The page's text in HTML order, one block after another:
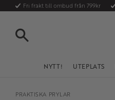
Fri frakt till ombud från 799kr
NYTT! UTEPLATS
PRAKTISKA PRYLAR